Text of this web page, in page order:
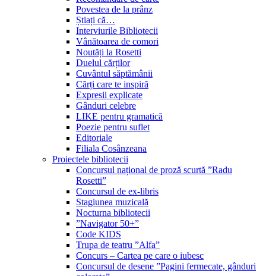
Povestea de la prânz
Știați că…
Interviurile Bibliotecii
Vânătoarea de comori
Noutăți la Rosetti
Duelul cărților
Cuvântul săptămânii
Cărți care te inspiră
Expresii explicate
Gânduri celebre
LIKE pentru gramatică
Poezie pentru suflet
Editoriale
Filiala Cosânzeana
Proiectele bibliotecii
Concursul național de proză scurtă ”Radu
Rosetti”
Concursul de ex-libris
Stagiunea muzicală
Nocturna bibliotecii
”Navigator 50+”
Code KIDS
Trupa de teatru ”Alfa”
Concurs – Cartea pe care o iubesc
Concursul de desene ”Pagini fermecate, gânduri